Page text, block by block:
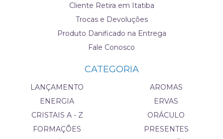
Cliente Retira em Itatiba
Trocas e Devoluções
Produto Danificado na Entrega
Fale Conosco
CATEGORIA
LANÇAMENTO
ENERGIA
CRISTAIS A - Z
FORMAÇÕES
AROMAS
ERVAS
ORÁCULO
PRESENTES